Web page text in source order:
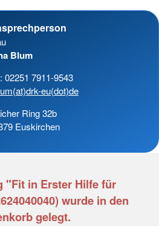
Blum
02251 7911-9543
eu(dot)de
Ring 32b
Euskirchen
"Fit in Erster Hilfe für
wurde in den
gelegt.